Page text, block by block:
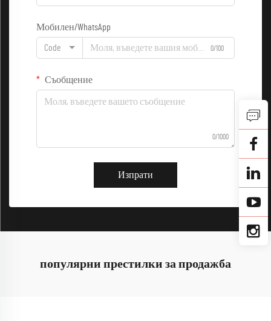
Мобилен/WhatsApp
Code 0/100
Съобщение
0/1000
Изпрати
популярни престилки за продажба